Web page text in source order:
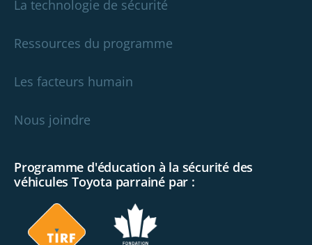
La technologie de sécurité
Ressources du programme
Les facteurs humain
Nous joindre
Programme d'éducation à la sécurité des
véhicules Toyota parrainé par :